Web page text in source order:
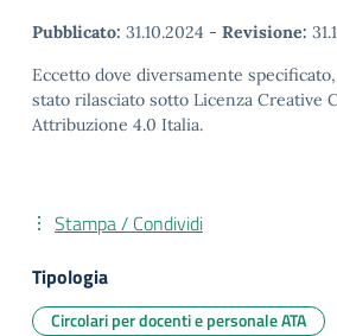
Pubblicato: 31.10.2024 - Revisione:
Eccetto dove diversamente
stato rilasciato sotto Licenza Creative
Attribuzione 4.0 Italia.
Stampa / Condividi
Tipologia
Circolari per docenti e personale ATA